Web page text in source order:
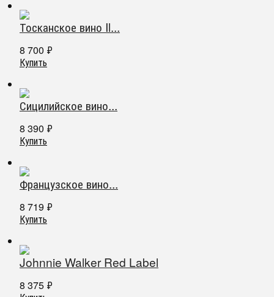
Тосканское вино Il...
8 700 ₽
Купить
Сицилийское вино...
8 390 ₽
Купить
Французское вино...
8 719 ₽
Купить
Johnnie Walker Red Label
8 375 ₽